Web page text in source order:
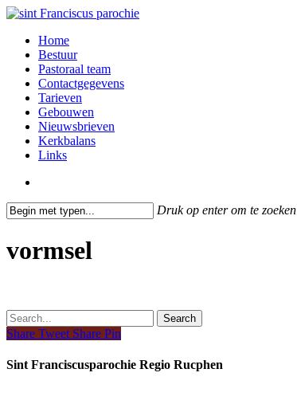
Skip
main
content
search
Menu
Home
Bestuur
Pastoraal team
Contactgegevens
Tarieven
Gebouwen
Nieuwsbrieven
Kerkbalans
Links
Druk op enter om te zoeken
vormsel
Search
Share Tweet Share Pin
Sint Franciscusparochie Regio Rucphen